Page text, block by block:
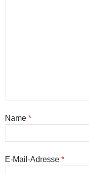
Name *
E-Mail-Adresse *